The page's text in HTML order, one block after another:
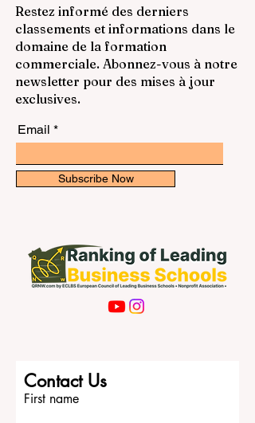
Restez informé des derniers
classements et informations dans le
domaine de la formation
commerciale. Abonnez-vous à notre
newsletter pour des mises à jour
exclusives.
Email
Subscribe Now
Contact Us
First name